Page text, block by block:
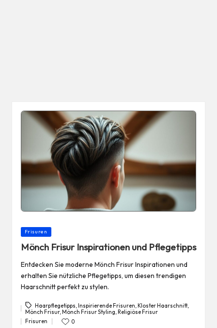
Posted
Frisuren
Mönch Frisur Inspirationen und Pflegetipps
Entdecken Sie moderne Mönch Frisur Inspirationen und
erhalten Sie nützliche Pflegetipps, um diesen trendigen
Haarschnitt perfekt zu stylen.
Tags:
Haarpflegetipps ,Inspirierende Frisuren ,Kloster Haarschnitt,
Mönch Frisur, Mönch Frisur Styling Religiöse Frisur
Posted
Frisuren 0